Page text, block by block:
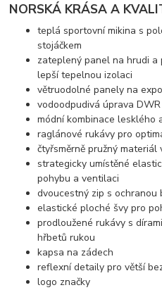
NORSKÁ KRÁSA A
teplá sportovní mikina s
stojáčkem
zateplený panel na hrudi
lepší tepelnou izolaci
větruodolné panely na
vodoodpudivá úprava DWR
módní kombinace lesklého
raglánové rukávy pro
čtyřsměrně pružný
strategicky umístěné
pohybu a ventilaci
dvoucestný zip s ochranou
elastické ploché švy pro
prodloužené rukávy s
hřbetů rukou
kapsa na zádech
reflexní detaily pro větší
logo značky